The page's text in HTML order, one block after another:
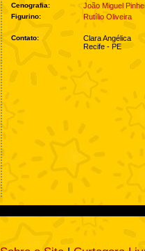
Cenografia: João Miguel
Figurino: Rutílio Oliveira
Contato:
Clara Angélica
Recife - PE